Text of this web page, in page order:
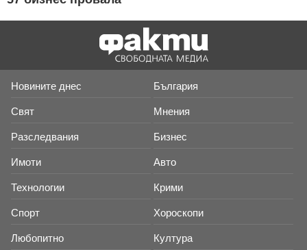
Новините днес България
Свят Мнения
Разследвания Бизнес
Имоти Авто
Технологии Крими
Спорт Хороскопи
Любопитно Култура